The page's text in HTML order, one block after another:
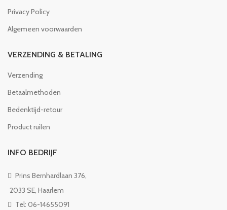
Privacy Policy
Algemeen voorwaarden
VERZENDING & BETALING
Verzending
Betaalmethoden
Bedenktijd-retour
Product ruilen
INFO BEDRIJF
Prins Bernhardlaan 376,
2033 SE, Haarlem
Tel: 06-14655091